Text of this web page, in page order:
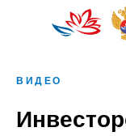
ВИДЕО